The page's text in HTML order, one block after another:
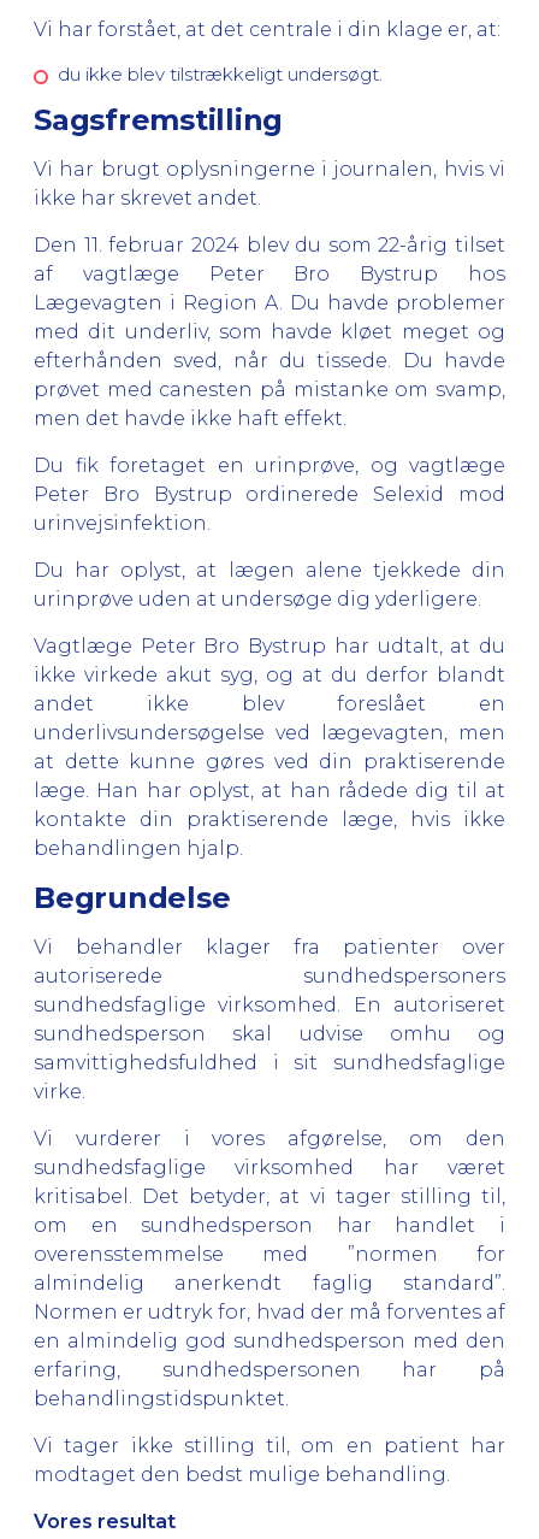
Vi har forstået, at det centrale i din klage er, at:
du ikke blev tilstrækkeligt undersøgt.
Sagsfremstilling
Vi har brugt oplysningerne i journalen, hvis vi
ikke har skrevet andet.
Den 11. februar 2024 blev du som 22-årig tilset
af vagtlæge Peter Bro Bystrup hos
Lægevagten i Region A. Du havde problemer
med dit underliv, som havde kløet meget og
efterhånden sved, når du tissede. Du havde
prøvet med canesten på mistanke om svamp,
men det havde ikke haft effekt.
Du fik foretaget en urinprøve, og vagtlæge
Peter Bro Bystrup ordinerede Selexid mod
urinvejsinfektion.
Du har oplyst, at lægen alene tjekkede din
urinprøve uden at undersøge dig yderligere.
Vagtlæge Peter Bro Bystrup har udtalt, at du
ikke virkede akut syg, og at du derfor blandt
andet ikke blev foreslået en
underlivsundersøgelse ved lægevagten, men
at dette kunne gøres ved din praktiserende
læge. Han har oplyst, at han rådede dig til at
kontakte din praktiserende læge, hvis ikke
behandlingen hjalp.
Begrundelse
Vi behandler klager fra patienter over
autoriserede sundhedspersoners
sundhedsfaglige virksomhed. En autoriseret
sundhedsperson skal udvise omhu og
samvittighedsfuldhed i sit sundhedsfaglige
virke.
Vi vurderer i vores afgørelse, om den
sundhedsfaglige virksomhed har været
kritisabel. Det betyder, at vi tager stilling til,
om en sundhedsperson har handlet i
overensstemmelse med ”normen for
almindelig anerkendt faglig standard”.
Normen er udtryk for, hvad der må forventes af
en almindelig god sundhedsperson med den
erfaring, sundhedspersonen har på
behandlingstidspunktet.
Vi tager ikke stilling til, om en patient har
modtaget den bedst mulige behandling.
Vores resultat